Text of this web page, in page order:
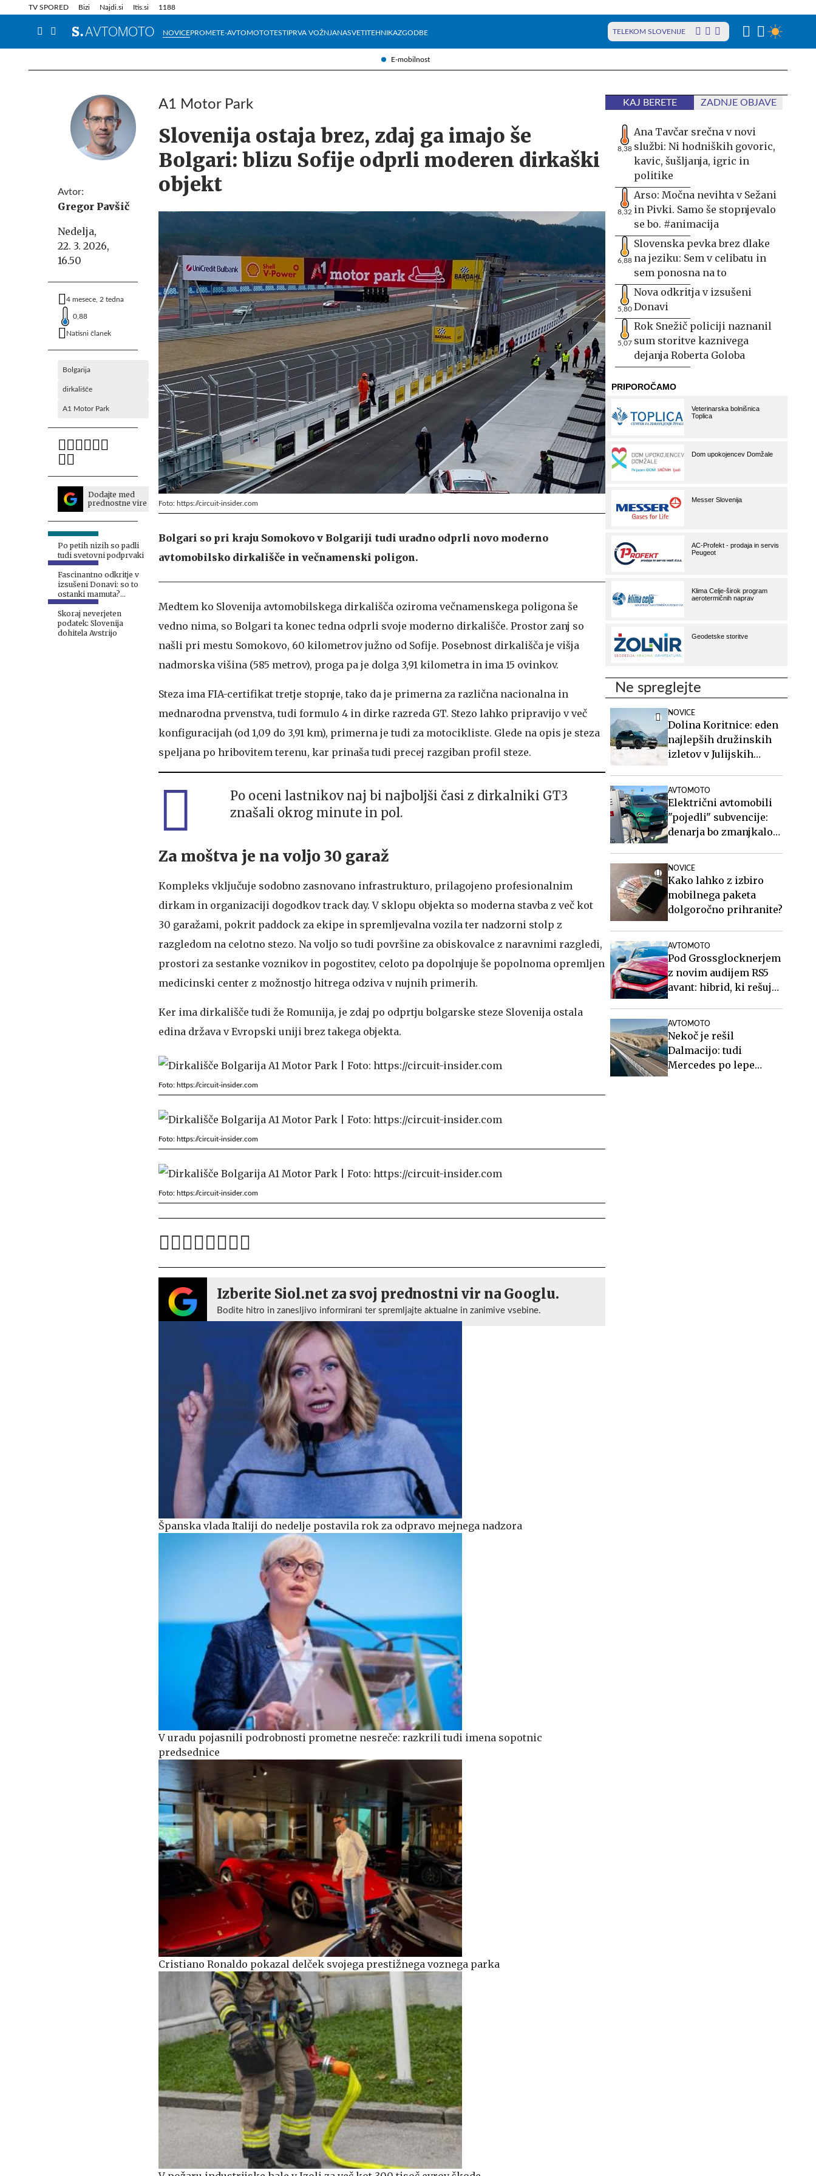
E-mobilnost
TV SPORED Bizi Najdi.si Itis.si 1188
NOVICEPROMETE-AVTOMOTOTESTIPRVA VOŽNJANASVETITEHNIKAZGODBE TELEKOM SLOVENIJE
Info in obvestila Tehnik
Avtor:
Gregor Pavšič
Nedelja,
22. 3. 2026,
16.50
4 mesece, 2 tedna
0,88
Natisni članek
Bolgarija
dirkališče
A1 Motor Park
Dodajte med
prednostne vire
Po petih nizih so padli
tudi svetovni podprvaki
Fascinantno odkritje v
izsušeni Donavi: so to
ostanki mamuta?
#video #foto
Skoraj neverjeten
podatek: Slovenija
dohitela Avstrijo
A1 Motor Park
Slovenija ostaja brez, zdaj ga imajo še
Bolgari: blizu Sofije odprli moderen dirkaški
objekt
Foto: https://circuit-insider.com
Bolgari so pri kraju Somokovo v Bolgariji tudi uradno odprli novo moderno
avtomobilsko dirkališče in večnamenski poligon.
Medtem ko Slovenija avtomobilskega dirkališča oziroma večnamenskega poligona še
vedno nima, so Bolgari ta konec tedna odprli svoje moderno dirkališče. Prostor zanj so
našli pri mestu Somokovo, 60 kilometrov južno od Sofije. Posebnost dirkališča je višja
nadmorska višina (585 metrov), proga pa je dolga 3,91 kilometra in ima 15 ovinkov.
Steza ima FIA-certifikat tretje stopnje, tako da je primerna za različna nacionalna in
mednarodna prvenstva, tudi formulo 4 in dirke razreda GT. Stezo lahko pripravijo v več
konfiguracijah (od 1,09 do 3,91 km), primerna je tudi za motocikliste. Glede na opis je steza
speljana po hribovitem terenu, kar prinaša tudi precej razgiban profil steze.
Po oceni lastnikov naj bi najboljši časi z dirkalniki GT3
znašali okrog minute in pol.
Za moštva je na voljo 30 garaž
Kompleks vključuje sodobno zasnovano infrastrukturo, prilagojeno profesionalnim
dirkam in organizaciji dogodkov track day. V sklopu objekta so moderna stavba z več kot
30 garažami, pokrit paddock za ekipe in spremljevalna vozila ter nadzorni stolp z
razgledom na celotno stezo. Na voljo so tudi površine za obiskovalce z naravnimi razgledi,
prostori za sestanke voznikov in pogostitev, celoto pa dopolnjuje še popolnoma opremljen
medicinski center z možnostjo hitrega odziva v nujnih primerih.
Ker ima dirkališče tudi že Romunija, je zdaj po odprtju bolgarske steze Slovenija ostala
edina država v Evropski uniji brez takega objekta.
Foto: https://circuit-insider.com
Foto: https://circuit-insider.com
Foto: https://circuit-insider.com
Izberite Siol.net za svoj prednostni vir na Googlu.
Bodite hitro in zanesljivo informirani ter spremljajte aktualne in zanimive vsebine.
Španska vlada Italiji do nedelje postavila rok za odpravo mejnega nadzora
V uradu pojasnili podrobnosti prometne nesreče: razkrili tudi imena sopotnic
predsednice
Cristiano Ronaldo pokazal delček svojega prestižnega voznega parka
KAJ BERETE ZADNJE OBJAVE
8,38
Ana Tavčar srečna v novi
službi: Ni hodniških govoric,
kavic, šušljanja, igric in
politike
8,32
Arso: Močna nevihta v Sežani
in Pivki. Samo še stopnjevalo
se bo. #animacija
6,88
Slovenska pevka brez dlake
na jeziku: Sem v celibatu in
sem ponosna na to
5,80
Nova odkritja v izsušeni
Donavi
5,07
Rok Snežič policiji naznanil
sum storitve kaznivega
dejanja Roberta Goloba
Ne spreglejte
NOVICE
Dolina Koritnice: eden
najlepših družinskih
izletov v Julijskih
AVTOMOTO
Električni avtomobili
"pojedli" subvencije:
denarja bo zmanjkalo
NOVICE
Kako lahko z izbiro
mobilnega paketa
dolgoročno prihranite?
AVTOMOTO
Pod Grossglocknerjem
z novim audijem RS5
avant: hibrid, ki rešuje
AVTOMOTO
Nekoč je rešil
Dalmacijo: tudi
Mercedes po lepe